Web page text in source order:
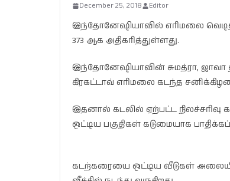
December 25, 2018 Editor
இந்தோனேஷியாவில் எரிமலை
373 ஆக அதிகரித்துள்ளது.
இந்தோனேஷியாவின் சுமத்ரா,
கிரகட்டாவ் எரிமலை கடந்த
இதனால் கடலில் ஏற்பட்ட நிலச்சரிவு
ஒட்டிய பகுதிகள் கடுமையாக
கடற்கரையை ஒட்டிய வீடுகள்